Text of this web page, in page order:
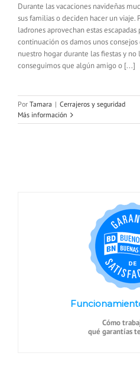
Durante las vacaciones navideñas
sus familias o deciden hacer un viaje.
ladrones aprovechan estas escapadas
continuación os damos unos
nuestro hogar durante las fiestas y
conseguimos que algún amigo o [...]
Por Tamara | Cerrajeros y seguridad
Más información
Cómo
qué garantías